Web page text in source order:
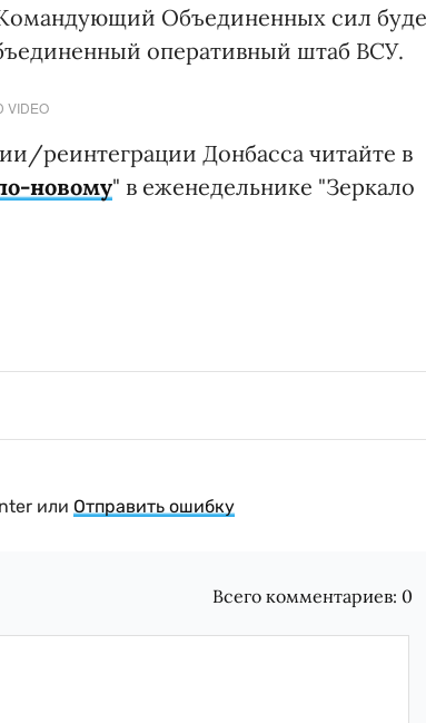
Объединенных сил
оперативный штаб ВСУ.
VIDEO
реинтеграции Донбасса читайте в
новому" в еженедельнике "Зеркало
или Отправить ошибку
Всего комментариев: 0